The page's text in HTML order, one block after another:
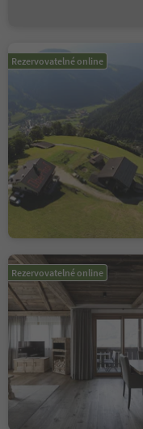
Rezervovatelné online
Rezervovatelné online